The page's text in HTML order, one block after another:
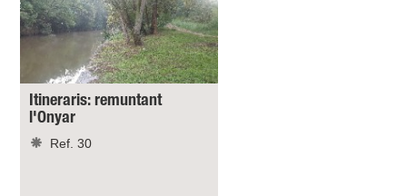
Itineraris: remuntant
l'Onyar
Ref. 30